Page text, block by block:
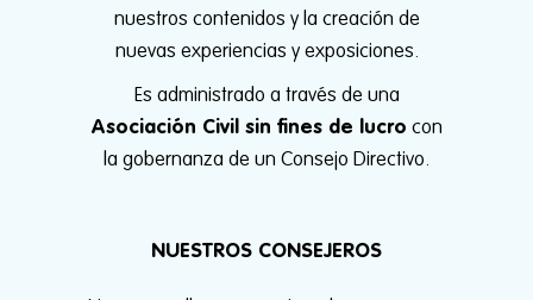
nuestros contenidos y la creación de
nuevas experiencias y exposiciones.
Es administrado a través de una
Asociación Civil sin fines de lucro con
la gobernanza de un Consejo Directivo.
NUESTROS CONSEJEROS